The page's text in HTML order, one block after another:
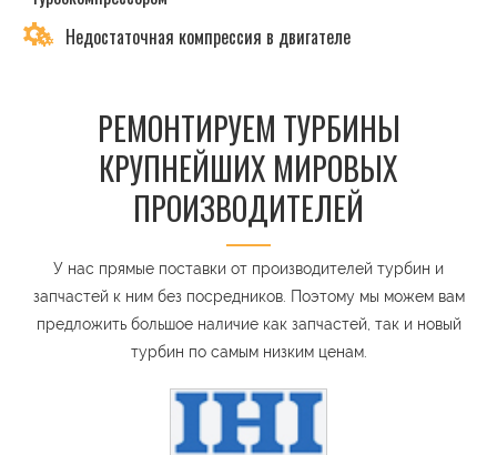
Недостаточная компрессия в двигателе
РЕМОНТИРУЕМ ТУРБИНЫ
КРУПНЕЙШИХ МИРОВЫХ
ПРОИЗВОДИТЕЛЕЙ
У нас прямые поставки от производителей турбин и
запчастей к ним без посредников. Поэтому мы можем вам
предложить большое наличие как запчастей, так и новый
турбин по самым низким ценам.